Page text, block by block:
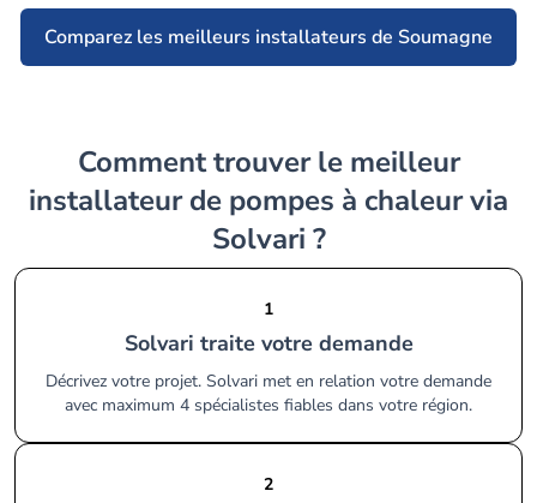
Comparez les meilleurs installateurs de Soumagne
Comment trouver le meilleur
installateur de pompes à chaleur via
Solvari ?
1
Solvari traite votre demande
Décrivez votre projet. Solvari met en relation votre demande
avec maximum 4 spécialistes fiables dans votre région.
2